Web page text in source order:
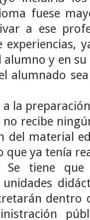
fuese
a ese
experiencias,
alumno y en
alumnado
la
recibe
del material
que ya tenía
Se tiene
dentro